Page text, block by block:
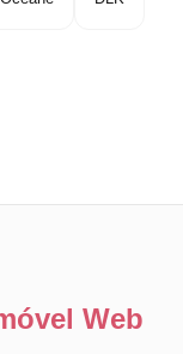
Web